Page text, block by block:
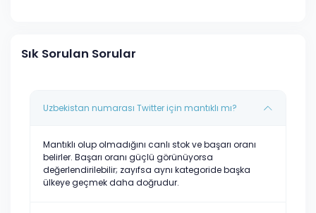
Sık Sorulan Sorular
Uzbekistan numarası Twitter için mantıklı mı?
Mantıklı olup olmadığını canlı stok ve başarı oranı
belirler. Başarı oranı güçlü görünüyorsa
değerlendirilebilir; zayıfsa aynı kategoride başka
ülkeye geçmek daha doğrudur.